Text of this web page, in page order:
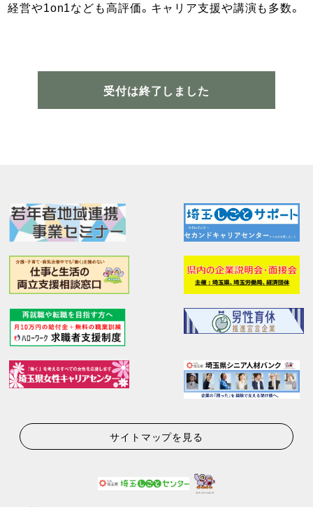
経営や1on1なども高評価。キャリア支援や講演も多数。
受付は終了しました
サイトマップを見る